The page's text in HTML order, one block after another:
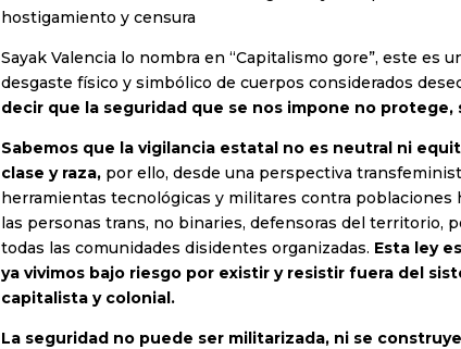
hostigamiento y censura
Sayak Valencia lo nombra en “Capitalismo gore”, este es
desgaste físico y simbólico de cuerpos considerados
decir que la seguridad que se nos impone no
Sabemos que la vigilancia estatal no es neutral ni
clase y raza, por ello, desde una perspectiva
herramientas tecnológicas y militares contra
las personas trans, no binaries, defensoras del territorio,
todas las comunidades disidentes organizadas. Esta ley
ya vivimos bajo riesgo por existir y resistir fuera del
capitalista y colonial.
La seguridad no puede ser militarizada, ni se